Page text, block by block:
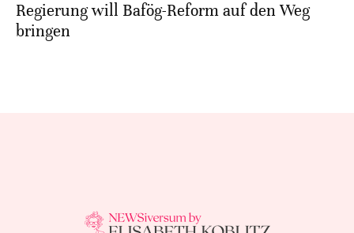
Regierung will Bafög-Reform auf den Weg
bringen